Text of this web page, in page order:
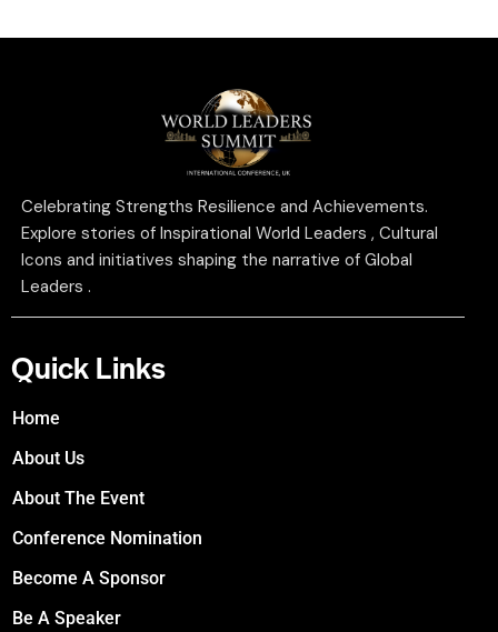
Celebrating Strengths Resilience and Achievements.
Explore stories of Inspirational World Leaders , Cultural
Icons and initiatives shaping the narrative of Global
Leaders .
Quick Links
Home
About Us
About The Event
Conference Nomination
Become A Sponsor
Be A Speaker